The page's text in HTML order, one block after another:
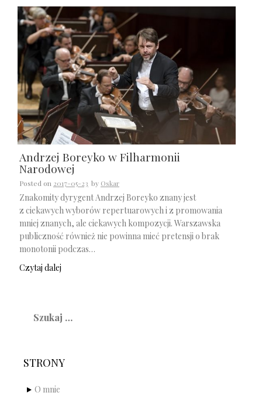
Andrzej Boreyko w Filharmonii
Narodowej
Posted on 2017-05-23 by Oskar
Znakomity dyrygent Andrzej Boreyko znany jest
z ciekawych wyborów repertuarowych i z promowania
mniej znanych, ale ciekawych kompozycji. Warszawska
publiczność również nie powinna mieć pretensji o brak
monotonii podczas…
Czytaj dalej
STRONY
O mnie